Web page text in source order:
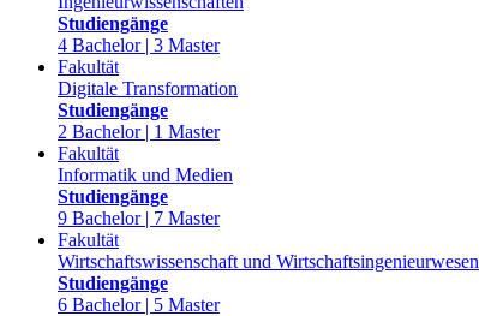
Studiengänge
4 Bachelor | 3 Master
Fakultät
Digitale Transformation
Studiengänge
2 Bachelor | 1 Master
Fakultät
Informatik und Medien
Studiengänge
9 Bachelor | 7 Master
Fakultät
Wirtschaftswissenschaft und Wirtschaftsingenieurwesen
Studiengänge
6 Bachelor | 5 Master